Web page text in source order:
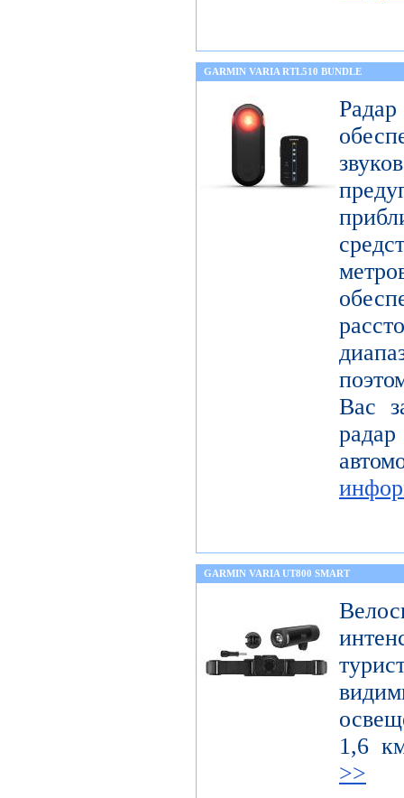
GARMIN VARIA RTL510 BUNDLE
Вас
GARMIN VARIA UT800 SMART
1,6
>>